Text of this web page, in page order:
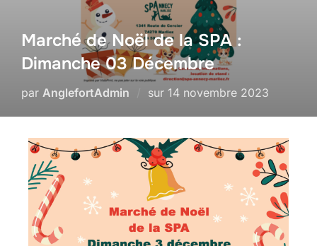
Marché de Noël de la SPA :
Dimanche 03 Décembre
par AnglefortAdmin sur 14 novembre 2023